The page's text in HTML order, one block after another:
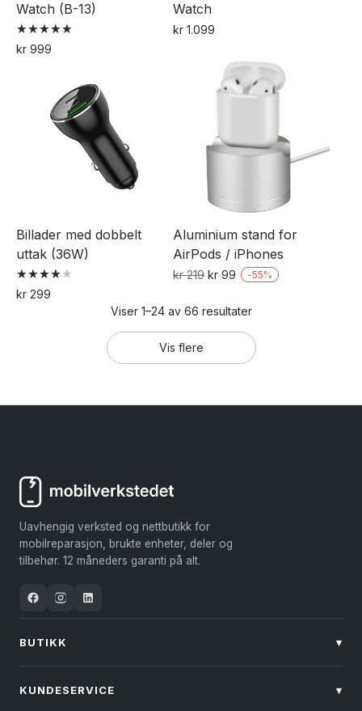
Watch (B-13)
Vurdert
5.00
kr 999
Watch
kr 1.099
Billader med dobbelt
uttak (36W)
Vurdert
4.00
kr 299
Aluminium stand for
AirPods / iPhones
kr219 Opprinnelig
var:
kr 219.
kr 99 Nåværende
er:
kr 99.
-55%
Viser 1–24 av 66 resultater
Vis flere
Uavhengig verksted og nettbutikk for
mobilreparasjon, brukte enheter, deler og
tilbehør. 12 måneders garanti på alt.
BUTIKK ▾
KUNDESERVICE ▾